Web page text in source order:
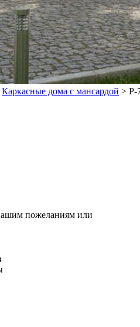
Каркасные дома с мансардой > Р-
пожеланиям или